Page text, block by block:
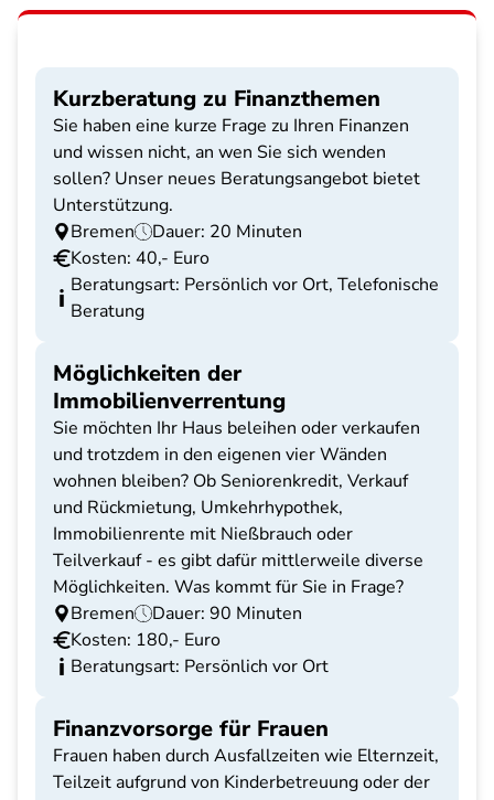
Kurzberatung zu Finanzthemen
Sie haben eine kurze Frage zu Ihren Finanzen
und wissen nicht, an wen Sie sich wenden
sollen? Unser neues Beratungsangebot bietet
Unterstützung.
Bremen
Dauer: 20 Minuten
Kosten: 40,- Euro
Beratungsart: Persönlich vor Ort, Telefonische
Beratung
Möglichkeiten der
Immobilienverrentung
Sie möchten Ihr Haus beleihen oder verkaufen
und trotzdem in den eigenen vier Wänden
wohnen bleiben? Ob Seniorenkredit, Verkauf
und Rückmietung, Umkehrhypothek,
Immobilienrente mit Nießbrauch oder
Teilverkauf - es gibt dafür mittlerweile diverse
Möglichkeiten. Was kommt für Sie in Frage?
Bremen
Dauer: 90 Minuten
Kosten: 180,- Euro
Beratungsart: Persönlich vor Ort
Finanzvorsorge für Frauen
Frauen haben durch Ausfallzeiten wie Elternzeit,
Teilzeit aufgrund von Kinderbetreuung oder der